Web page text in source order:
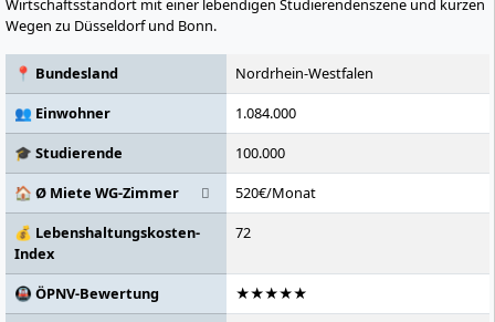
Wirtschaftsstandort mit einer lebendigen Studierendenszene und kurzen
Wegen zu Düsseldorf und Bonn.
📍 Bundesland
Nordrhein-Westfalen
👥 Einwohner
1.084.000
🎓 Studierende
100.000
🏠 Ø Miete WG-Zimmer
520€/Monat
💰 Lebenshaltungskosten-
Index
72
🚇 ÖPNV-Bewertung
★★★★★